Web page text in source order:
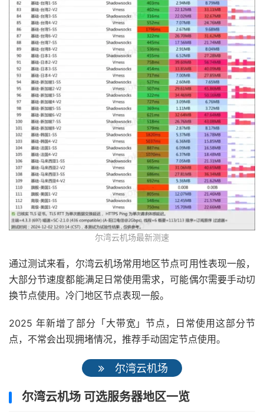
尔湾云机场最新测速
通过测试来看，尔湾云机场常用地区节点可用性表现一般，
大部分节速度都能满足日常使用需求，可能偶尔需要手动切
换节点使用。冷门地区节点表现一般。
2025 年新增了部分「大带宽」节点，日常使用这部分节
点，不常会出现拥堵情况，推荐手动固定节点使用。
尔湾云机场
尔湾云机场 可选服务器地区一览